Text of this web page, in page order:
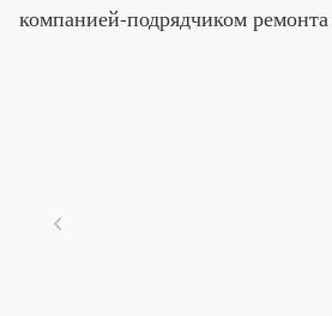
компанией-подрядчиком ремонта